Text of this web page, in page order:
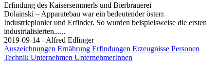
Erfindung des Kaisersemmerls und Bierbrauerei
Dolainski – Apparatebau war ein bedeutender österr.
Industriepionier und Erfinder. So wurden beispielsweise die ersten
industrialisierten......
2019-09-14 - Alfred Edlinger
Auszeichnungen Ernährung Erfindungen Erzeugnisse Personen
Technik Unternehmen UnternehmerInnen